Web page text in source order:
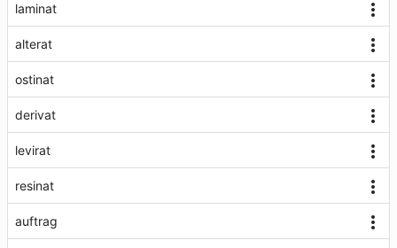
laminat
alterat
ostinat
derivat
levirat
resinat
auftrag